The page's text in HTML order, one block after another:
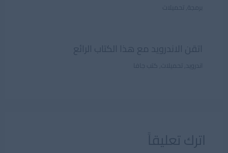
برمجة تحميلات
اتقن الاندرويد مع هذا الكتاب الرائع
اندرويد تحميلات كتب جافا
اترك تعليقاً